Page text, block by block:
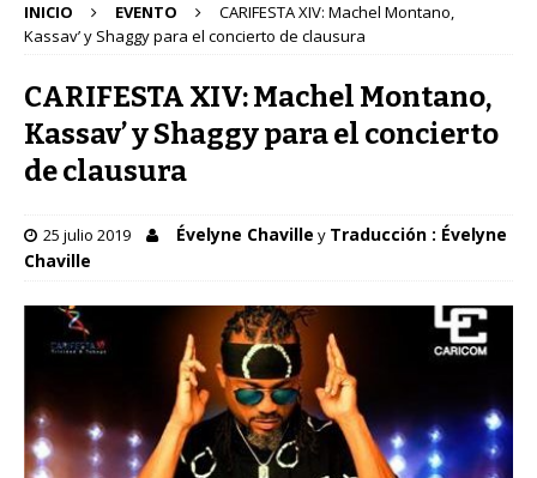
INICIO EVENTO
CARIFESTA XIV: Machel Montano,
Kassav’ y Shaggy para el concierto de clausura
CARIFESTA XIV: Machel Montano,
Kassav’ y Shaggy para el concierto
de clausura
25 julio 2019 Évelyne Chaville y Traducción : Évelyne
Chaville